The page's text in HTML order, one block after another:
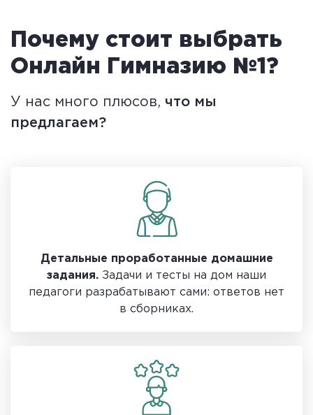
Почему стоит выбрать
Онлайн Гимназию №1?
У нас много плюсов, что мы
предлагаем?
Детальные проработанные домашние
задания. Задачи и тесты на дом наши
педагоги разрабатывают сами: ответов нет
в сборниках.